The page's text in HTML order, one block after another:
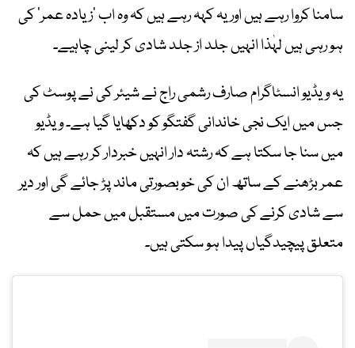
سامنا کروا رہے ہیں اور یہ کہہ رہے ہیں کہ وہ اب ’زیادہ عمر‘ کی
ہو رہی ہیں لہٰذا انہیں جلد از جلد شادی کر لینی چاہیے۔
یہ ویڈیو انسٹاگرام صارف رشمی راج نے شیئر کی نے پوسٹ کی
جس میں ایک نجی خاندانی گفتگو کو دکھایا گیا ہے۔ ویڈیو
میں سنا جا سکتا ہے کہ رشتہ دار انہیں خبردار کر رہے ہیں کہ
عمر بڑھنے کے ساتھ ان کی خوبصورتی ماند پڑ جائے گی اور دیر
سے شادی کرنے کی صورت میں مستقبل میں حمل سے
متعلق پیچیدگیاں پیدا ہو سکتی ہیں۔